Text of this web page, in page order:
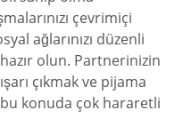
çevrimiçi
ağlarınızı düzenli
olun. Partnerinizin
çıkmak ve pijama
konuda çok hararetli